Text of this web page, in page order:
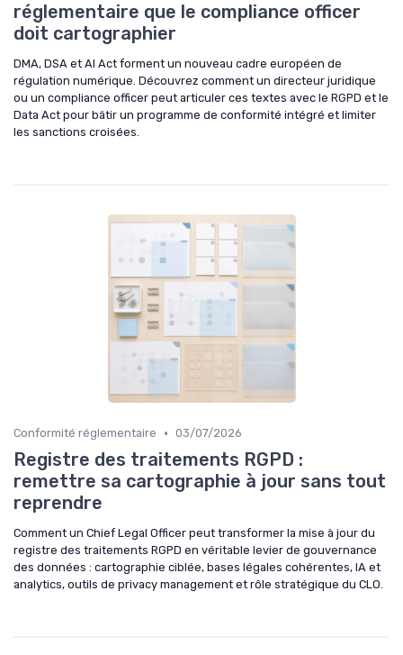
réglementaire que le compliance officer
doit cartographier
DMA, DSA et AI Act forment un nouveau cadre européen de
régulation numérique. Découvrez comment un directeur juridique
ou un compliance officer peut articuler ces textes avec le RGPD et le
Data Act pour bâtir un programme de conformité intégré et limiter
les sanctions croisées.
Conformité réglementaire • 03/07/2026
Registre des traitements RGPD :
remettre sa cartographie à jour sans tout
reprendre
Comment un Chief Legal Officer peut transformer la mise à jour du
registre des traitements RGPD en véritable levier de gouvernance
des données : cartographie ciblée, bases légales cohérentes, IA et
analytics, outils de privacy management et rôle stratégique du CLO.